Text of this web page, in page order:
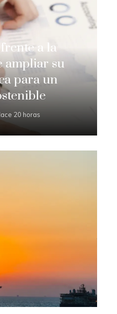
a la
ampliar su
para un
20 horas